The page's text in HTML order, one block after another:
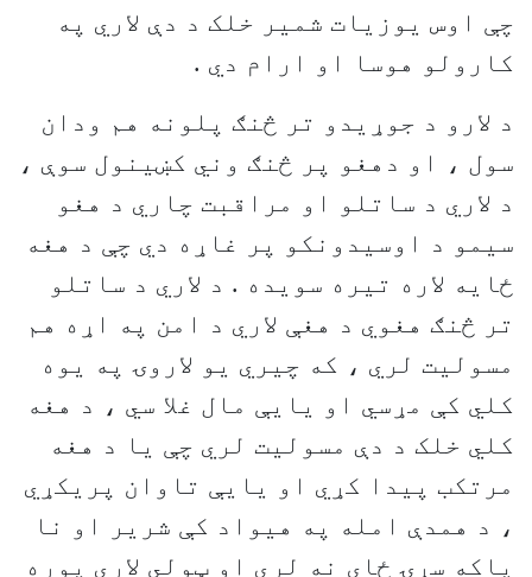
چې اوس يوزيات شمير خلک د دې لاري په
کارولو هوسا او ارام دي .
د لارو د جوړيدو تر څنګ پلونه هم ودان
سول ، او دهغو پر څنګ وني کښينول سوې ،
د لاري د ساتلو او مراقبت چاري د هغو
سيمو د اوسيدونکو پر غاړه دي چې د هغه
ځايه لاره تيره سويده . د لاري د ساتلو
تر څنګ هغوي د هغې لاري د امن په اړه هم
مسوليت لري ، که چيري يو لاروۍ په يوه
کلي کې مړسي او يايې مال غلا سي ، د هغه
کلي خلک د دې مسوليت لري چې يا د هغه
مرتکب پيدا کړي او يايې تاوان پريکړي
، د همدې امله په هيواد کې شرير او نا
پاکه سړۍ ځای نه لري او ټولي لاري پوره